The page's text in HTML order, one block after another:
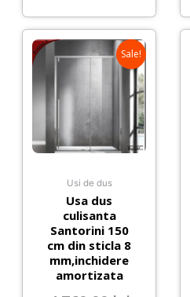
Sale!
Usi de dus
Usa dus
culisanta
Santorini 150
cm din sticla 8
mm,inchidere
amortizata